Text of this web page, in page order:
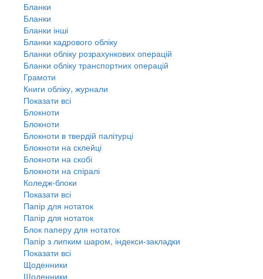
Бланки
Бланки
Бланки інші
Бланки кадрового обліку
Бланки обліку розрахункових операцій
Бланки обліку транспортних операцій
Грамоти
Книги обліку, журнали
Показати всі
Блокноти
Блокноти
Блокноти в твердій палітурці
Блокноти на склейці
Блокноти на скобі
Блокноти на спіралі
Коледж-блоки
Показати всі
Папір для нотаток
Папір для нотаток
Блок паперу для нотаток
Папір з липким шаром, індекси-закладки
Показати всі
Щоденники
Щоденники